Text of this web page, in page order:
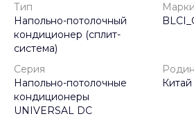
Тип
Напольно-потолочный
кондиционер (сплит-
система)
Серия
Напольно-потолочные
кондиционеры
UNIVERSAL DC
Китай